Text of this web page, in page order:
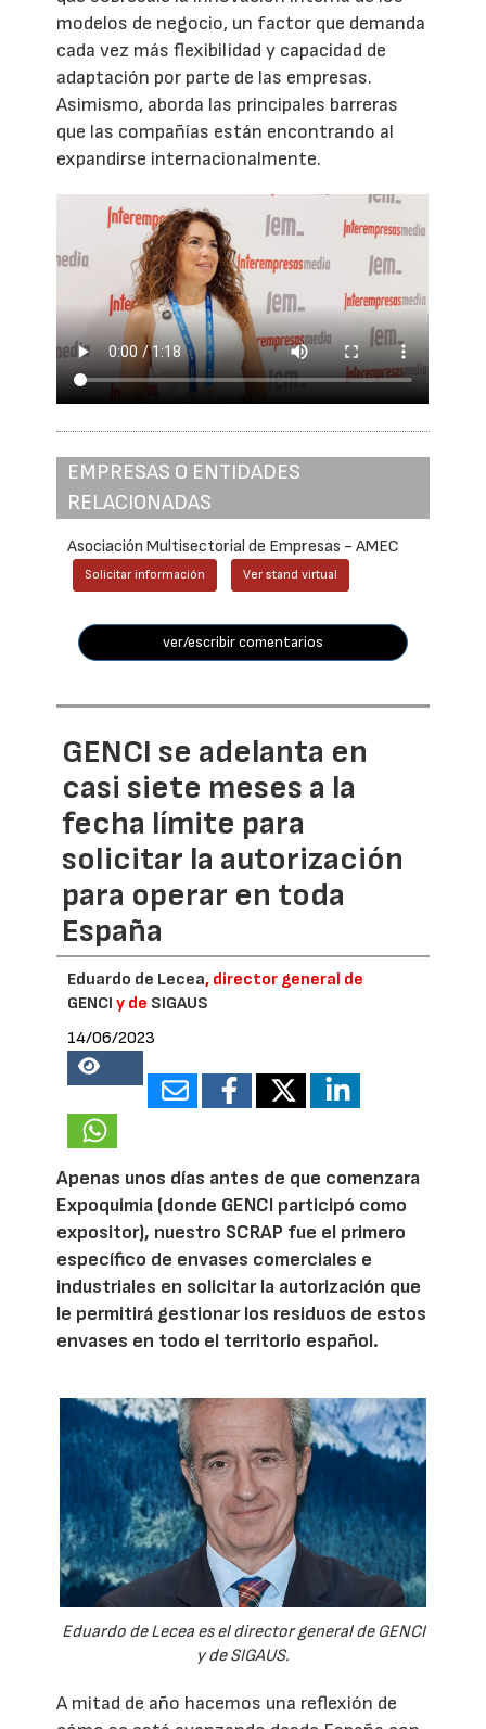
modelos de negocio, un factor que demanda
cada vez más flexibilidad y capacidad de
adaptación por parte de las empresas.
Asimismo, aborda las principales barreras
que las compañías están encontrando al
expandirse internacionalmente.
EMPRESAS O ENTIDADES
RELACIONADAS
Asociación Multisectorial de Empresas - AMEC
Solicitar información Ver stand virtual
ver/escribir comentarios
GENCI se adelanta en
casi siete meses a la
fecha límite para
solicitar la autorización
para operar en toda
España
Eduardo de Lecea, director general de
GENCI y de SIGAUS
14/06/2023
98101
Apenas unos días antes de que comenzara
Expoquimia (donde GENCI participó como
expositor), nuestro SCRAP fue el primero
específico de envases comerciales e
industriales en solicitar la autorización que
le permitirá gestionar los residuos de estos
envases en todo el territorio español.
Eduardo de Lecea es el director general de GENCI
y de SIGAUS.
A mitad de año hacemos una reflexión de